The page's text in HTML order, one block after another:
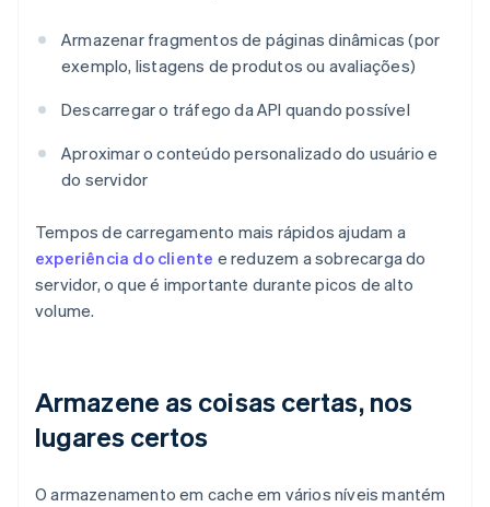
Armazenar fragmentos de páginas dinâmicas (por
exemplo, listagens de produtos ou avaliações)
Descarregar o tráfego da API quando possível
Aproximar o conteúdo personalizado do usuário e
do servidor
Tempos de carregamento mais rápidos ajudam a
experiência do cliente e reduzem a sobrecarga do
servidor, o que é importante durante picos de alto
volume.
Armazene as coisas certas, nos
lugares certos
O armazenamento em cache em vários níveis mantém